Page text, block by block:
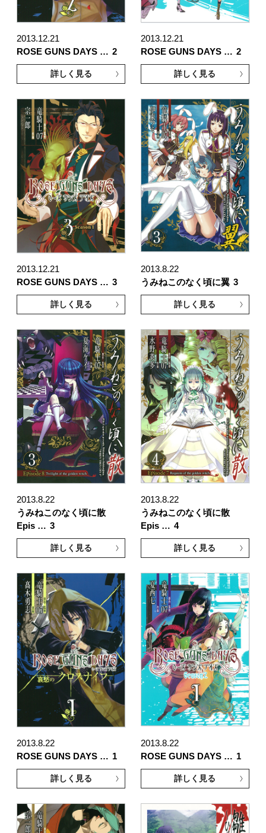
2013.12.21
ROSE GUNS DAYS … 2
詳しく見る
2013.12.21
ROSE GUNS DAYS … 2
詳しく見る
2013.12.21
ROSE GUNS DAYS … 3
詳しく見る
2013.8.22
うみねこのなく頃に翼 3
詳しく見る
2013.8.22
うみねこのなく頃に散
Epis … 3
詳しく見る
2013.8.22
うみねこのなく頃に散
Epis … 4
詳しく見る
2013.8.22
ROSE GUNS DAYS … 1
詳しく見る
2013.8.22
ROSE GUNS DAYS … 1
詳しく見る